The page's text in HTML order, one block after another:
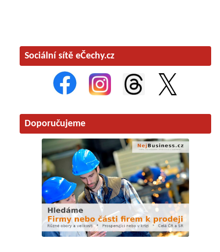
Sociální sítě eČechy.cz
Doporučujeme